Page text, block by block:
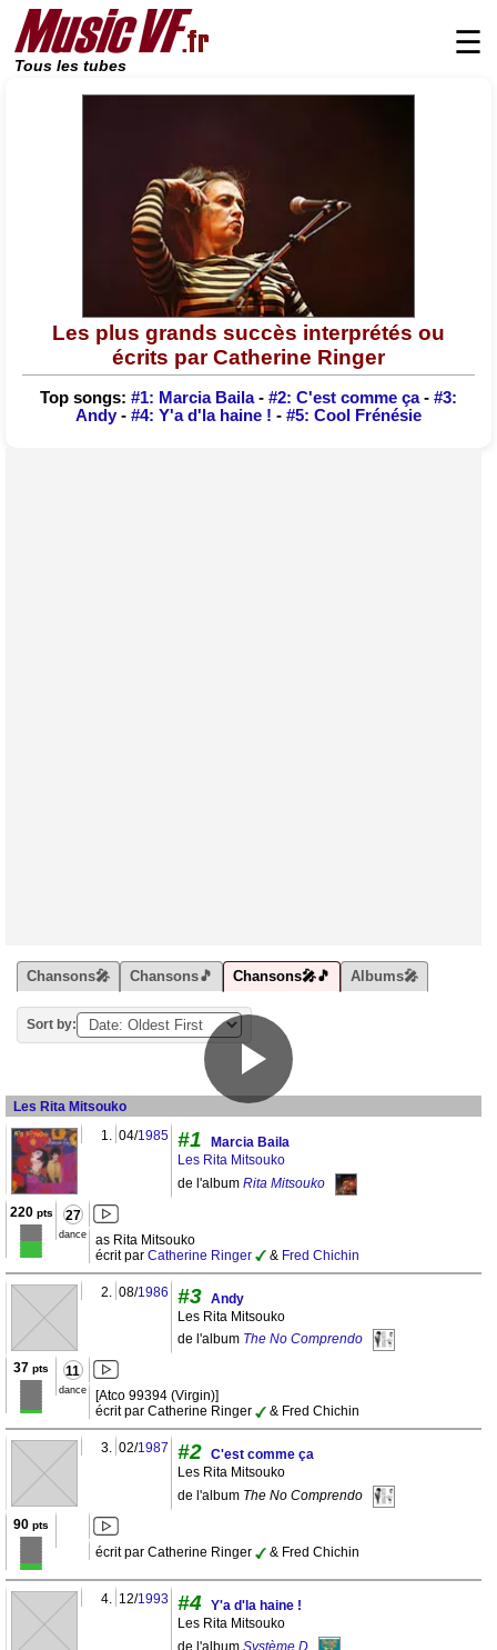
Tous les tubes
☰
Les plus grands succès interprétés ou
écrits par Catherine Ringer
Top songs: #1: Marcia Baila- #2: C'est comme ça- #3:
Andy - #4: Y'a d'la haine ! - #5: Cool Frénésie
Chansons🎤 Chansons🎵 Chansons🎤🎵 Albums🎤
Sort by:
Les Rita Mitsouko
1.
04/1985 #1
Marcia Baila
Les Rita Mitsouko
de l'album Rita Mitsouko
220pts 27
dance
as Rita Mitsouko
écrit par Catherine Ringer & Fred Chichin
2. 08/1986 #3 Andy
Les Rita Mitsouko
de l'album The No Comprendo
37 pts 11
dance
[Atco 99394 (Virgin)]
écrit par Catherine Ringer
& Fred Chichin
3. 02/1987 #2 C'est comme ça
Les Rita Mitsouko
de l'album The No Comprendo
90 pts
écrit par Catherine Ringer & Fred Chichin
4. 12/1993 #4 Y'a d'la haine !
Les Rita Mitsouko
de l'album Système D